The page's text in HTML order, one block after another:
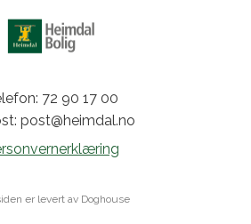
72 90 17 00
post@heimdal.no
er levert av Doghouse